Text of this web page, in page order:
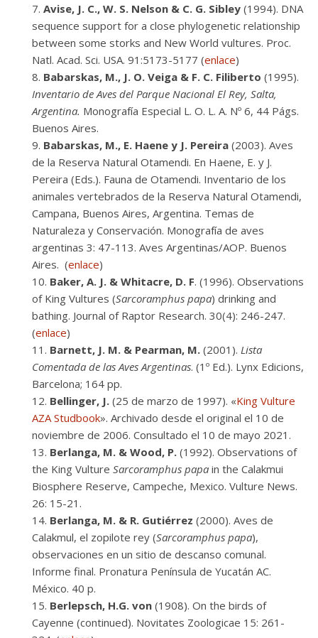
Avise, J. C., W. S. Nelson & C. G. Sibley (1994). DNA
sequence support for a close phylogenetic relationship
between some storks and New World vultures. Proc.
Natl. Acad. Sci. USA. 91:5173-5177 (enlace)
Babarskas, M., J. O. Veiga & F. C. Filiberto (1995).
Inventario de Aves del Parque Nacional El Rey, Salta,
Argentina. Monografía Especial L. O. L. A. Nº 6, 44 Págs.
Buenos Aires.
Babarskas, M., E. Haene y J. Pereira (2003). Aves
de la Reserva Natural Otamendi. En Haene, E. y J.
Pereira (Eds.). Fauna de Otamendi. Inventario de los
animales vertebrados de la Reserva Natural Otamendi,
Campana, Buenos Aires, Argentina. Temas de
Naturaleza y Conservación. Monografía de aves
argentinas 3: 47-113. Aves Argentinas/AOP. Buenos
Aires. (enlace)
Baker, A. J. & Whitacre, D. F. (1996). Observations
of King Vultures (Sarcoramphus papa) drinking and
bathing. Journal of Raptor Research. 30(4): 246-247.
(enlace)
Barnett, J. M. & Pearman, M. (2001). Lista
Comentada de las Aves Argentinas. (1º Ed.). Lynx Edicions,
Barcelona; 164 pp.
Bellinger, J. (25 de marzo de 1997). «King Vulture
AZA Studbook». Archivado desde el original el 10 de
noviembre de 2006. Consultado el 10 de mayo 2021.
Berlanga, M. & Wood, P. (1992). Observations of
the King Vulture Sarcoramphus papa in the Calakmui
Biosphere Reserve, Campeche, Mexico. Vulture News.
26: 15-21.
Berlanga, M. & R. Gutiérrez (2000). Aves de
Calakmul, el zopilote rey (Sarcoramphus papa),
observaciones en un sitio de descanso comunal.
Informe final. Pronatura Península de Yucatán AC.
México. 40 p.
Berlepsch, H.G. von (1908). On the birds of
Cayenne (continued). Novitates Zoologicae 15: 261-